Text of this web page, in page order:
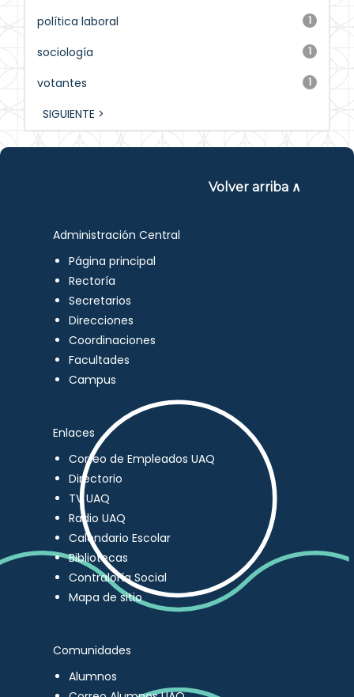
1
política laboral
1
sociología
1
votantes
SIGUIENTE >
Volver arriba ∧
Administración Central
Página principal
Rectoría
Secretarios
Direcciones
Coordinaciones
Facultades
Campus
Enlaces
Correo de Empleados UAQ
Directorio
TV UAQ
Radio UAQ
Calendario Escolar
Bibliotecas
Contraloría Social
Mapa de sitio
Comunidades
Alumnos